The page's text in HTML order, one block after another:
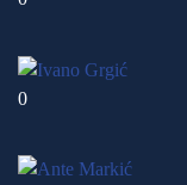
0